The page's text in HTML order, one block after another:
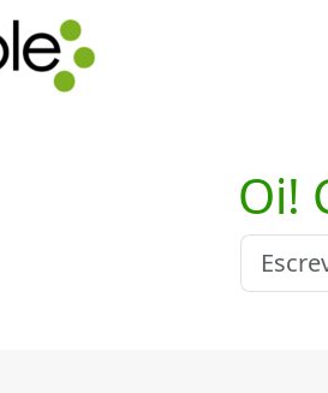
Oi!